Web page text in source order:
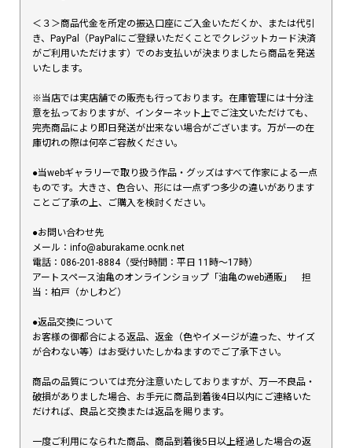
＜３＞商品代金を所定の振込口座にご入金いただくか、または代引
き、PayPal（PayPalにご登録いただくことでクレジットカード決済
がご利用いただけます）でのお支払いが決まりましたら商品を発送
いたします。
※当店では実店舗での販売も行っております。在庫管理には十分注
意を払っておりますが、インターネット上でご注文いただけても、
完売商品により即日発送が出来ない場合がございます。万が一の在
庫切れの際は何卒ご容赦ください。
●当webギャラリーで取り扱う作品・グッズはすべて作家による一点
ものです。大きさ、色合い、形には一点ずつ多少の違いがあります
ことご了承の上、ご購入を検討ください。
●お問い合わせ先
メール：info@aburakame.ocnk.net
電話：086-201-8884（受付時間：平日 11時〜17時）
アートスペース油亀のオンラインショップ「油亀のweb通販」 担
当：柏戸（かしわど）
●返品交換について
お客様の御都合による返品、返金（色やイメージが違った、サイズ
が合わない等）はお受けいたしかねますのでご了承下さい。
商品の品質については充分注意いたしておりますが、万一不良品・
破損がありました場合、お手元に商品到着後4日以内にご連絡いた
だければ、良品と交換または返品を賜ります。
一度ご利用になられた商品、商品到着後5日以上経過した場合の返